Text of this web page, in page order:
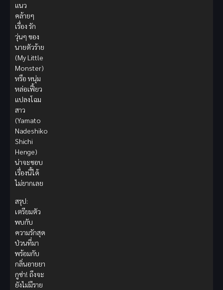
แนว
คล้ายๆ
เรื่อง รัก
วุ่นๆ ของ
นายตัวร้าย
(My Little
Monster)
หรือ หนุ่ม
หล่อเฟี้ยว
แปลงโฉม
สาว
(Yamato
Nadeshiko
Shichi
Henge)
น่าจะชอบ
เรื่องนี้ได้
ไม่ยากเลย
สรุป:
เตรียมตัว
พบกับ
ความรักสุด
ป่วนที่มา
พร้อมกับ
กลิ่นอายยา
กูซ่า! ถึงจะ
ยังไม่มีราย